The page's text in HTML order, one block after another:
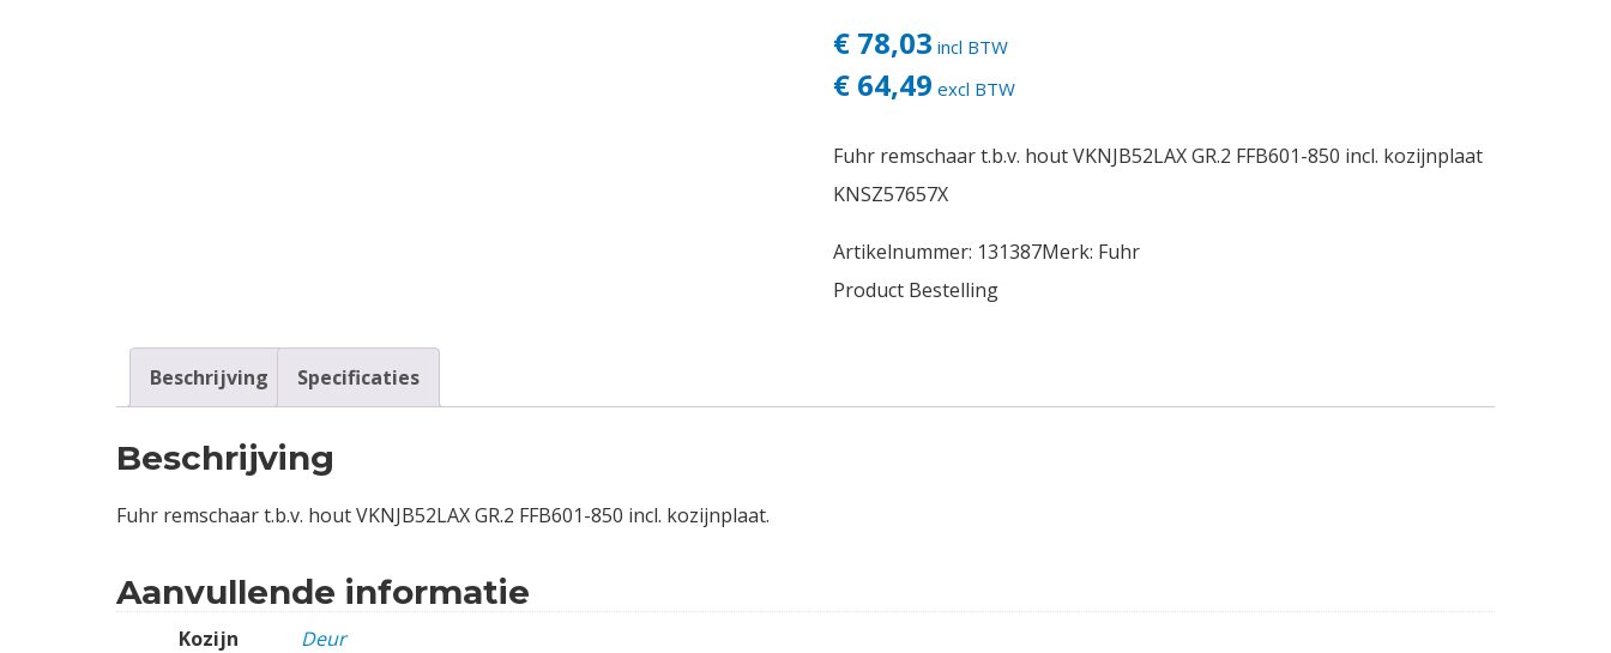
€ 78,03 incl BTW
€ 64,49 excl BTW
Fuhr remschaar t.b.v. hout VKNJB52LAX GR.2 FFB601-850 incl. kozijnplaat
KNSZ57657X
Artikelnummer: 131387Merk: Fuhr
Product Bestelling
Beschrijving Specificaties
Beschrijving
Fuhr remschaar t.b.v. hout VKNJB52LAX GR.2 FFB601-850 incl. kozijnplaat.
Aanvullende informatie
Kozijn
Deur